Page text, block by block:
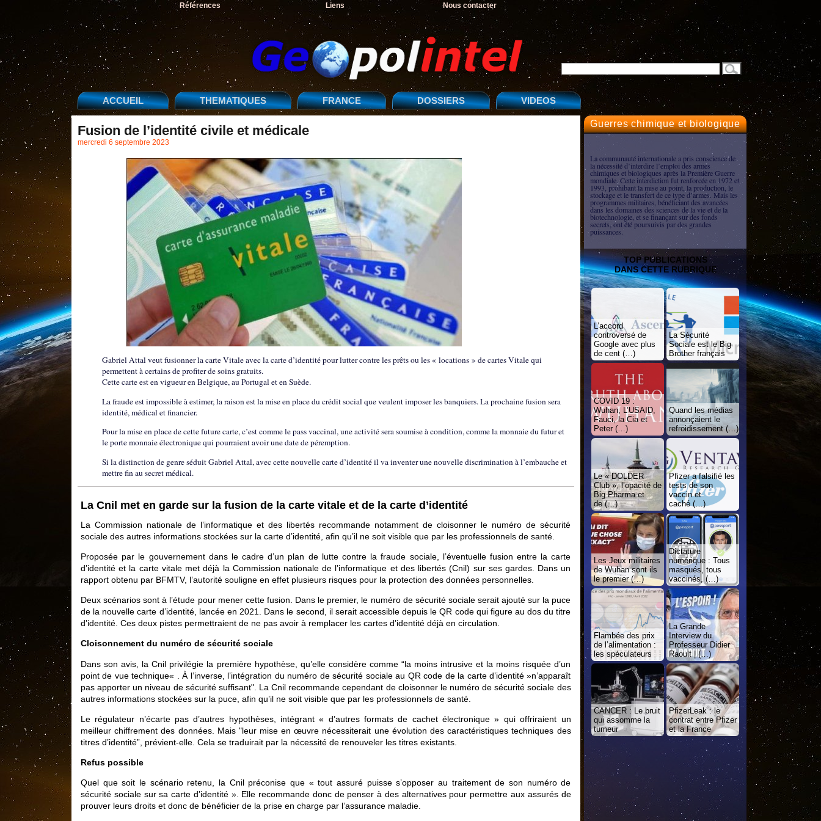
Références Liens Nous contacter
ACCUEIL THEMATIQUES FRANCE DOSSIERS VIDEOS
Fusion de l’identité civile et médicale
mercredi 6 septembre 2023
Gabriel Attal veut fusionner la carte Vitale avec la carte d’identité pour lutter contre les prêts ou les « locations » de cartes Vitale qui
permettent à certains de profiter de soins gratuits.
Cette carte est en vigueur en Belgique, au Portugal et en Suède.
La fraude est impossible à estimer, la raison est la mise en place du crédit social que veulent imposer les banquiers. La prochaine fusion sera
identité, médical et financier.
Pour la mise en place de cette future carte, c’est comme le pass vaccinal, une activité sera soumise à condition, comme la monnaie du futur et
le porte monnaie électronique qui pourraient avoir une date de péremption.
Si la distinction de genre séduit Gabriel Attal, avec cette nouvelle carte d’identité il va inventer une nouvelle discrimination à l’embauche et
mettre fin au secret médical.
La Cnil met en garde sur la fusion de la carte vitale et de la carte d’identité
La Commission nationale de l’informatique et des libertés recommande notamment de cloisonner le numéro de sécurité
sociale des autres informations stockées sur la carte d’identité, afin qu’il ne soit visible que par les professionnels de santé.
Proposée par le gouvernement dans le cadre d’un plan de lutte contre la fraude sociale, l’éventuelle fusion entre la carte
d’identité et la carte vitale met déjà la Commission nationale de l’informatique et des libertés (Cnil) sur ses gardes. Dans un
rapport obtenu par BFMTV, l’autorité souligne en effet plusieurs risques pour la protection des données personnelles.
Deux scénarios sont à l’étude pour mener cette fusion. Dans le premier, le numéro de sécurité sociale serait ajouté sur la puce
de la nouvelle carte d’identité, lancée en 2021. Dans le second, il serait accessible depuis le QR code qui figure au dos du titre
d’identité. Ces deux pistes permettraient de ne pas avoir à remplacer les cartes d’identité déjà en circulation.
Cloisonnement du numéro de sécurité sociale
Dans son avis, la Cnil privilégie la première hypothèse, qu’elle considère comme “la moins intrusive et la moins risquée d’un
point de vue technique« . À l’inverse, l’intégration du numéro de sécurité sociale au QR code de la carte d’identité »n’apparaît
pas apporter un niveau de sécurité suffisant". La Cnil recommande cependant de cloisonner le numéro de sécurité sociale des
autres informations stockées sur la puce, afin qu’il ne soit visible que par les professionnels de santé.
Le régulateur n’écarte pas d’autres hypothèses, intégrant « d’autres formats de cachet électronique » qui offriraient un
meilleur chiffrement des données. Mais "leur mise en œuvre nécessiterait une évolution des caractéristiques techniques des
titres d’identité”, prévient-elle. Cela se traduirait par la nécessité de renouveler les titres existants.
Refus possible
Quel que soit le scénario retenu, la Cnil préconise que « tout assuré puisse s’opposer au traitement de son numéro de
sécurité sociale sur sa carte d’identité ». Elle recommande donc de penser à des alternatives pour permettre aux assurés de
prouver leurs droits et donc de bénéficier de la prise en charge par l’assurance maladie.
Guerres chimique et biologique
La communauté internationale a pris conscience de
la nécessité d’interdire l’emploi des armes
chimiques et biologiques après la Première Guerre
mondiale. Cette interdiction fut renforcée en 1972 et
1993, prohibant la mise au point, la production, le
stockage et le transfert de ce type d’armes. Mais les
programmes militaires, bénéficiant des avancées
dans les domaines des sciences de la vie et de la
biotechnologie, et se finançant sur des fonds
secrets, ont été poursuivis par des grandes
puissances.
TOP PUBLICATIONS
DANS CETTE RUBRIQUE
L’accord
controversé de
Google avec plus
de cent (…)
La Sécurité
Sociale est le Big
Brother français
COVID 19 :
Wuhan, L’USAID,
Fauci, la Cia et
Peter (…)
Quand les médias
annonçaient le
refroidissement (…)
Le « DOLDER
Club », l’opacité de
Big Pharma et
de (…)
Pfizer a falsifié les
tests de son
vaccin et
caché (…)
Les Jeux militaires
de Wuhan sont ils
le premier (…)
Dictature
numérique : Tous
masqués, tous
vaccinés, (…)
Flambée des prix
de l’alimentation :
les spéculateurs
La Grande
Interview du
Professeur Didier
Raoult | (…)
CANCER : Le bruit
qui assomme la
tumeur
PfizerLeak : le
contrat entre Pfizer
et la France